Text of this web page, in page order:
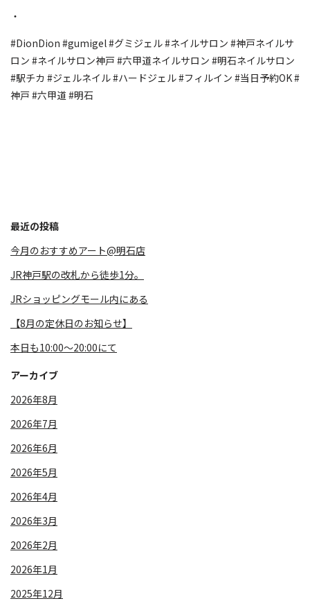
・
#DionDion #gumigel #グミジェル #ネイルサロン #神戸ネイルサ
ロン #ネイルサロン神戸 #六甲道ネイルサロン #明石ネイルサロン
#駅チカ #ジェルネイル #ハードジェル #フィルイン #当日予約OK #
神戸 #六甲道 #明石
最近の投稿
今月のおすすめアート@明石店
JR神戸駅の改札から徒歩1分。
JRショッピングモール内にある
⁡【8月の定休日のお知らせ】
本日も10:00～20:00にて
アーカイブ
2026年8月
2026年7月
2026年6月
2026年5月
2026年4月
2026年3月
2026年2月
2026年1月
2025年12月